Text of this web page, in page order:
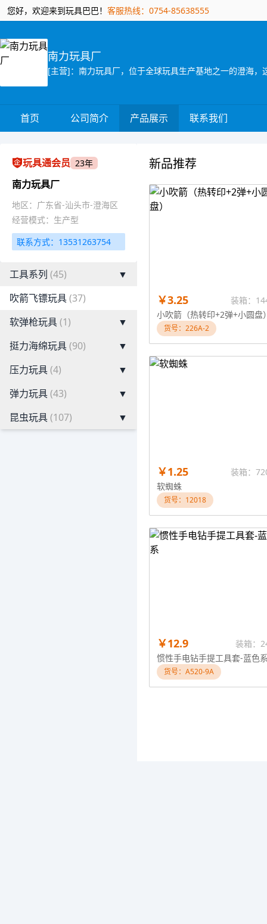
您好，欢迎来到玩具巴巴！ 客服热线：0754-85638555
南力玩具厂
首页 公司简介 产品展示 联系我们
玩具通会员 23年
南力玩具厂
地区：广东省-汕头市-澄海区
经营模式：生产型
联系方式：13531263754
工具系列 (45)
▼
吹箭飞镖玩具(37)
软弹枪玩具(1)
▼
挺力海绵玩具(90)
▼
压力玩具(4)
▼
弹力玩具(43)
▼
昆虫玩具(107) ▼
新品推荐
￥3.25
装箱：
小吹箭（热转印+2弹+小圆盘
货号：226A-2
￥1.25
装箱：
软蜘蛛
货号：12018
￥12.9
装箱：
惯性手电钻手提工具套-蓝色
货号：A520-9A